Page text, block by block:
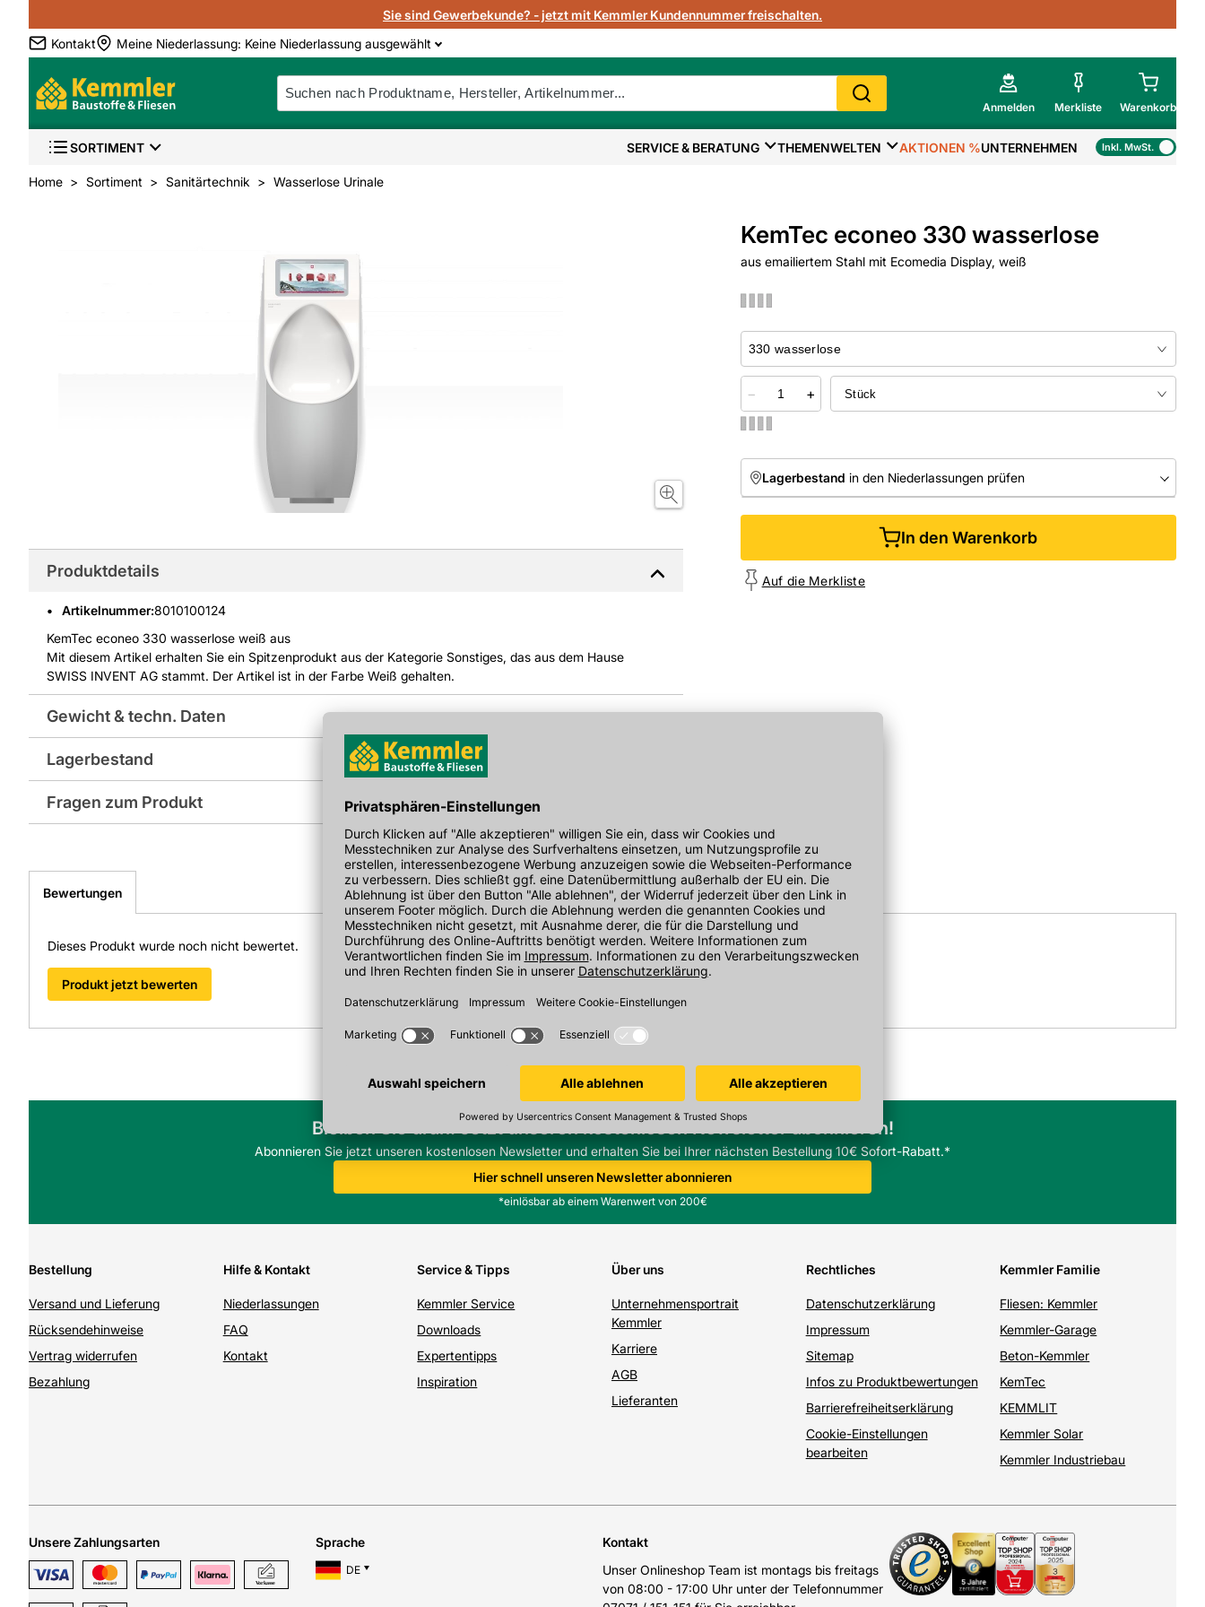
Sie sind Gewerbekunde? - jetzt mit Kemmler Kundennummer freischalten.
Kontakt
Meine Niederlassung: Keine Niederlassung ausgewählt
Anmelden Merkliste Warenkorb
Mein Warenkorb
Zur Kasse
SORTIMENT SERVICE & BERATUNG THEMENWELTEN AKTIONEN %UNTERNEHMEN Inkl. MwSt.
Home Sortiment Sanitärtechnik Wasserlose Urinale
KemTec econeo 330 wasserlose
aus emailiertem Stahl mit Ecomedia Display, weiß
− +
Lagerbestand in den Niederlassungen prüfen
NIEDERLASSUNGEN
In den Warenkorb
Auf die Merkliste
Produktdetails
Artikelnummer:8010100124
KemTec econeo 330 wasserlose weiß aus
Mit diesem Artikel erhalten Sie ein Spitzenprodukt aus der Kategorie Sonstiges, das aus dem Hause
SWISS INVENT AG stammt. Der Artikel ist in der Farbe Weiß gehalten.
Gewicht & techn. Daten
Farbe: weiß Gewicht pro Verkaufseinheit: 11,3 kg
EAN: 2100002202100, 7640177660251
Lagerbestand
Fragen zum Produkt
Sie haben Fragen zu diesem Produkt? Nutzen Sie den folgenden Link um direkt zum Kontaktformular
weitergeleitet zu werden. Wir werden Ihre Anfrage schnellstmöglich bearbeiten.
> Fragen zum Produkt
Bewertungen
Dieses Produkt wurde noch nicht bewertet.
Produkt jetzt bewerten
Bleiben Sie dran. Jetzt unseren kostenlosen Newsletter abonnieren!
Abonnieren Sie jetzt unseren kostenlosen Newsletter und erhalten Sie bei Ihrer nächsten Bestellung 10€ Sofort-Rabatt.*
Hier schnell unseren Newsletter abonnieren
*einlösbar ab einem Warenwert von 200€
Bestellung
Versand und Lieferung
Rücksendehinweise
Vertrag widerrufen
Bezahlung
Hilfe & Kontakt
Niederlassungen
FAQ
Kontakt
Service & Tipps
Kemmler Service
Downloads
Expertentipps
Inspiration
Über uns
Unternehmensportrait
Kemmler
Karriere
AGB
Lieferanten
Rechtliches
Datenschutzerklärung
Impressum
Sitemap
Infos zu Produktbewertungen
Barrierefreiheitserklärung
Cookie-Einstellungen
bearbeiten
Kemmler Familie
Fliesen: Kemmler
Kemmler-Garage
Beton-Kemmler
KemTec
KEMMLIT
Kemmler Solar
Kemmler Industriebau
Unsere Zahlungsarten Sprache
DE
Kontakt
Unser Onlineshop Team ist montags bis freitags
von 08:00 - 17:00 Uhr unter der Telefonnummer